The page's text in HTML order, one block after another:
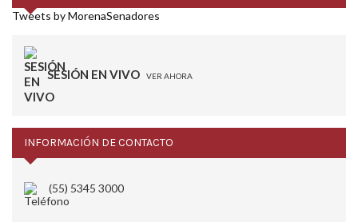
Tweets by MorenaSenadores
SESIÓN EN VIVO VER AHORA
INFORMACIÓN DE CONTACTO
(55) 5345 3000